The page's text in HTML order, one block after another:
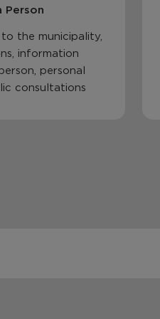
Person
to the municipality,
information
personal
consultations